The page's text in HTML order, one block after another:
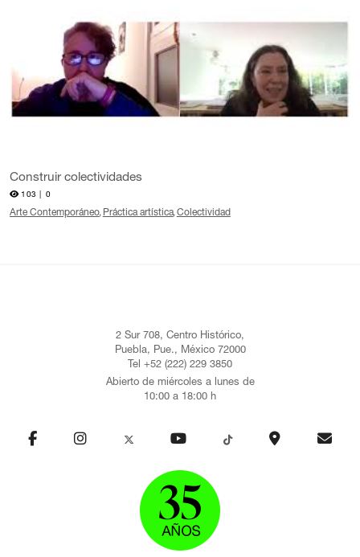
Construir colectividades
103 | 0
Arte Contemporáneo Práctica artística Colectividad
2 Sur 708, Centro Histórico,
Puebla, Pue., México 72000
Tel +52 (222) 229 3850
Abierto de miércoles a lunes de
10:00 a 18:00 h